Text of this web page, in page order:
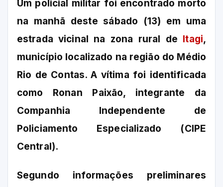
Um policial militar foi encontrado morto
na manhã deste sábado (13) em uma
estrada vicinal na zona rural de Itagi,
município localizado na região do Médio
Rio de Contas. A vítima foi identificada
como Ronan Paixão, integrante da
Companhia Independente de
Policiamento Especializado (CIPE
Central).
Segundo informações preliminares